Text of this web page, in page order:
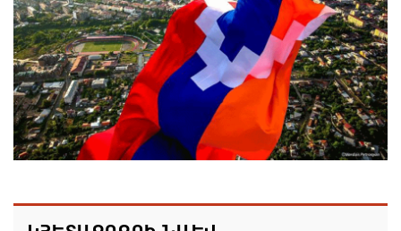
Հանրապետություն
07.08.2026 16:57
Գարեգին Բ-ի և եպիսկոպոսների գործով
դատավորն ինքնաբացարկ է հայտնել
07.08.2026 16:55
ռազմական դաշինք ստեղծելու մասին